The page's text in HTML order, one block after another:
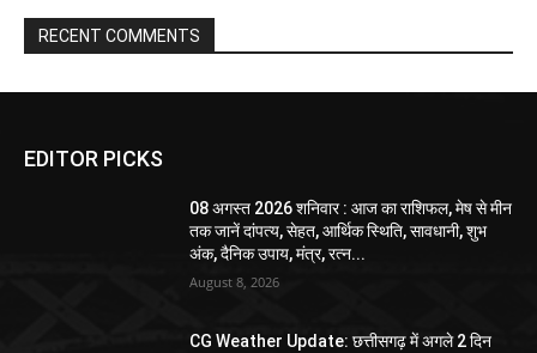
RECENT COMMENTS
EDITOR PICKS
08 अगस्त 2026 शनिवार : आज का राशिफल, मेष से मीन
तक जानें दांपत्य, सेहत, आर्थिक स्थिति, सावधानी, शुभ
अंक, दैनिक उपाय, मंत्र, रत्न...
August 8, 2026
CG Weather Update: छत्तीसगढ़ में अगले 2 दिन